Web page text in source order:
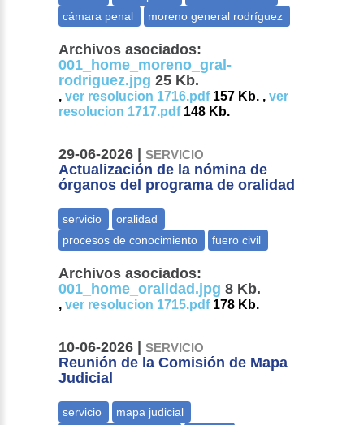
Archivos asociados:
001_home_moreno_gral-
rodriguez.jpg 25 Kb.
,ver resolucion 1716.pdf157 Kb. ,ver
resolucion 1717.pdf148 Kb.
29-06-2026 |SERVICIO
Actualización de la nómina de
órganos del programa de oralidad
Archivos asociados:
001_home_oralidad.jpg 8 Kb.
,ver resolucion 1715.pdf178 Kb.
10-06-2026 |SERVICIO
Reunión de la Comisión de Mapa
Judicial